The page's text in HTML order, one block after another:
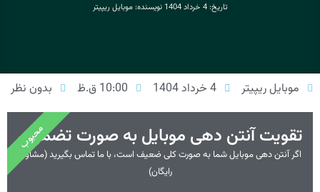
تاریخ:4 خرداد 1404 نویسنده:موبایل ریپیتر
موبایل ریپیتر 4 خرداد 1404 10:00 ق.ظ بدون نظر
تقویت آنتن دهی موبایل به صورت تضمینی
اگر آنتن دهی موبایل شما به صورت کلی ضعیف است، با ما تماس بگیرید (مشاوره
رایگان)
محبوب